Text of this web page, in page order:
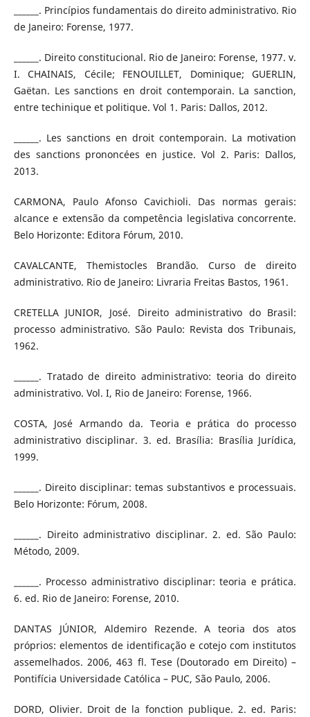
______. Princípios fundamentais do direito administrativo. Rio
de Janeiro: Forense, 1977.
______. Direito constitucional. Rio de Janeiro: Forense, 1977. v.
I. CHAINAIS, Cécile; FENOUILLET, Dominique; GUERLIN,
Gaëtan. Les sanctions en droit contemporain. La sanction,
entre techinique et politique. Vol 1. Paris: Dallos, 2012.
______. Les sanctions en droit contemporain. La motivation
des sanctions prononcées en justice. Vol 2. Paris: Dallos,
2013.
CARMONA, Paulo Afonso Cavichioli. Das normas gerais:
alcance e extensão da competência legislativa concorrente.
Belo Horizonte: Editora Fórum, 2010.
CAVALCANTE, Themistocles Brandão. Curso de direito
administrativo. Rio de Janeiro: Livraria Freitas Bastos, 1961.
CRETELLA JUNIOR, José. Direito administrativo do Brasil:
processo administrativo. São Paulo: Revista dos Tribunais,
1962.
______. Tratado de direito administrativo: teoria do direito
administrativo. Vol. I, Rio de Janeiro: Forense, 1966.
COSTA, José Armando da. Teoria e prática do processo
administrativo disciplinar. 3. ed. Brasília: Brasília Jurídica,
1999.
______. Direito disciplinar: temas substantivos e processuais.
Belo Horizonte: Fórum, 2008.
______. Direito administrativo disciplinar. 2. ed. São Paulo:
Método, 2009.
______. Processo administrativo disciplinar: teoria e prática.
6. ed. Rio de Janeiro: Forense, 2010.
DANTAS JÚNIOR, Aldemiro Rezende. A teoria dos atos
próprios: elementos de identificação e cotejo com institutos
assemelhados. 2006, 463 fl. Tese (Doutorado em Direito) –
Pontifícia Universidade Católica – PUC, São Paulo, 2006.
DORD, Olivier. Droit de la fonction publique. 2. ed. Paris: